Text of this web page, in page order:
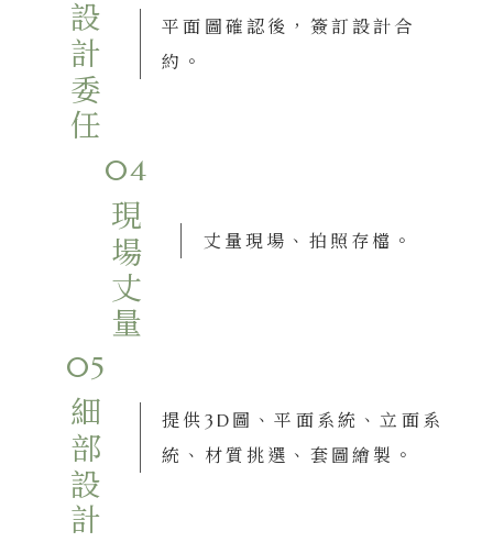
設計委任
平面圖確認後，簽訂設計合
約。
04
現場丈量 丈量現場、拍照存檔。
05
細部設計
提供3D圖、平面系統、立面系
統、材質挑選、套圖繪製。